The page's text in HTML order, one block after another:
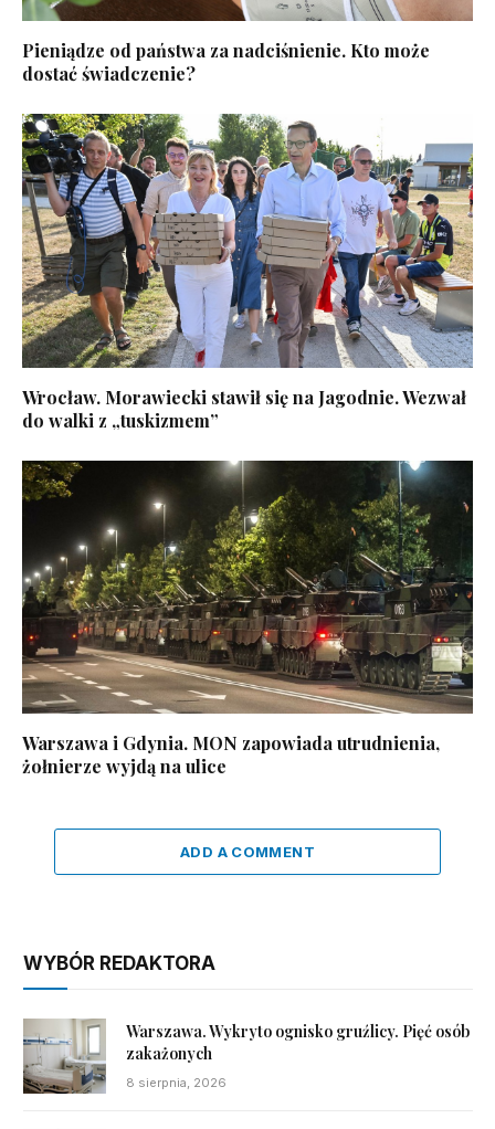
Pieniądze od państwa za nadciśnienie. Kto może
dostać świadczenie?
Wrocław. Morawiecki stawił się na Jagodnie. Wezwał
do walki z „tuskizmem”
Warszawa i Gdynia. MON zapowiada utrudnienia,
żołnierze wyjdą na ulice
ADD A COMMENT
WYBÓR REDAKTORA
Warszawa. Wykryto ognisko gruźlicy. Pięć osób
zakażonych
8 sierpnia, 2026